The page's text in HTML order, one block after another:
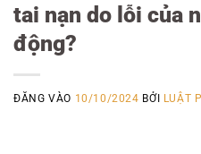
tai nạn do lỗi của
động?
ĐĂNG VÀO 10/10/2024 BỞI LUẬT